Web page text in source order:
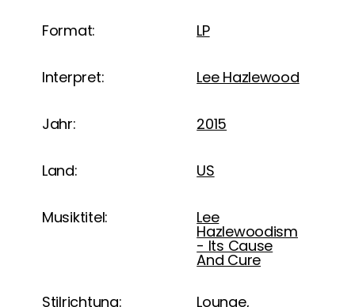
Format: LP
Interpret: Lee Hazlewood
Jahr: 2015
Land: US
Musiktitel: Lee
Hazlewoodism
- Its Cause
And Cure
Stilrichtung: Lounge,